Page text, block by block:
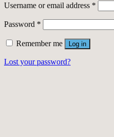
Username or email address *
Password *
Remember me Log in
Lost your password?